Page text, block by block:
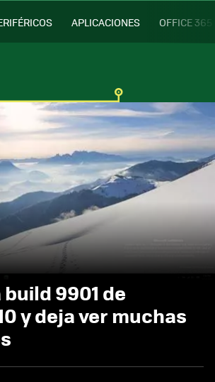
APLICACIONES OFFICE 365
9901 de
y deja ver muchas